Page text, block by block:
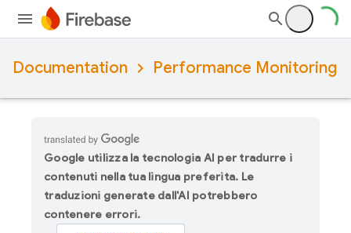
Documentation Performance Monitoring
Google utilizza la tecnologia AI per tradurre i
contenuti nella tua lingua preferita. Le
traduzioni generate dall'AI potrebbero
contenere errori.